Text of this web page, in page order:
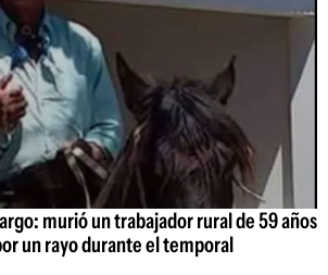
murió un trabajador rural de 59 años
un rayo durante el temporal